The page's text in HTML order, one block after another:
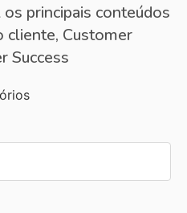
principais conteúdos
cliente, Customer
Success